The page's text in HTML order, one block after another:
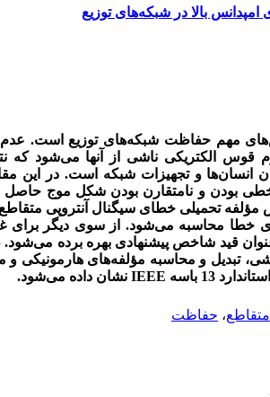
بالا در شبکه‌های توزیع
مهم حفاظت شبکه‌های توزیع است. عدم
الکتریکی ناشی از آنها می‌شود که
و تجهیزات شبکه است. در این
بودن و نامتقارن بودن شکل موج حاصل
مؤلفه تحمیلی خطای سیگنال آنتروپی
خطا محاسبه می‌شود. از سوی دیگر برای
قید شاخص پیشنهادی بهره برده
تبدیل و محاسبه مؤلفه­های هارمونیکی و
13 باسه
IEEE نشان داده می‌شود.
متقاطع، حفاظت